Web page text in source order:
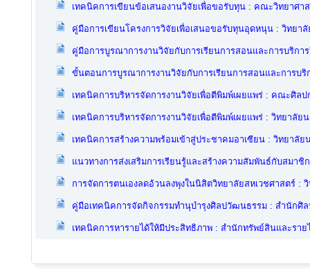
เทคนิคการเขียนข้อเสนองานวิจัยเพื่อขอรับทุน : คณะวิทยาศา
คู่มือการเขียนโครงการวิจัยเพื่อเสนอขอรับทุนอุดหนุน : วิทยา
คู่มือการบูรณาการงานวิจัยกับการเรียนการสอนและการบริก
ขั้นตอนการบูรณาการงานวิจัยกับการเรียนการสอนและการบ
เทคนิคการบริหารจัดการงานวิจัยเพื่อตีพิมพ์เผยแพร่ : คณะศิลป
เทคนิคการบริหารจัดการงานวิจัยเพื่อตีพิมพ์เผยแพร่ : วิทยาลัย
เทคนิคการสร้างความพร้อมเข้าสู่ประชาคมอาเซียน : วิทยาลัย
แนวทางการส่งเสริมการเรียนรู้และสร้างความสัมพันธ์กับสม
การจัดการตนเองลดอ้วนลงพุงในนิสิตวิทยาลัยสหเวชศาสตร์ :
คู่มือเทคนิคการจัดกิจกรรมทำนุบำรุงศิลปวัฒนธรรม : สำนักศิ
เทคนิคการหารายได้ให้มีประสิทธิภาพ : สำนักทรัพย์สินและราย